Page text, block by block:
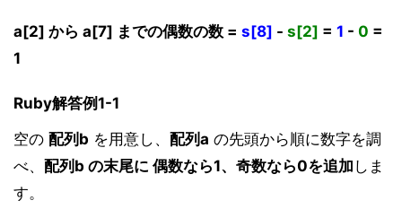
a[2] から a[7] までの偶数の数 = s[8] - s[2] = 1 - 0 =
1
Ruby解答例1-1
空の 配列b を用意し、 配列a の先頭から順に数字を調
べ、 配列b の末尾に 偶数なら1、奇数なら0を追加 しま
す。